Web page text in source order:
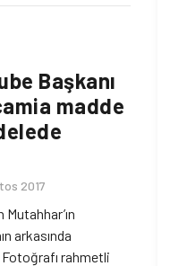
Bana dua
bir […]
Başkanı
madde
2017
arkasında
Fotoğrafı rahmetli